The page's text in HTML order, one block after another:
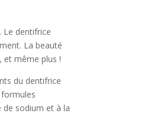
Le dentifrice
La beauté
et même plus !
du dentifrice
sodium et à la